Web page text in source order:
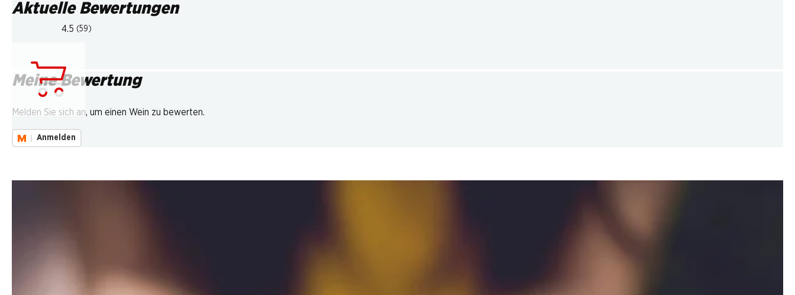
Aktuelle Bewertungen
4.5 (59)
Meine Bewertung
Melden Sie sich an, um einen Wein zu bewerten.
Anmelden